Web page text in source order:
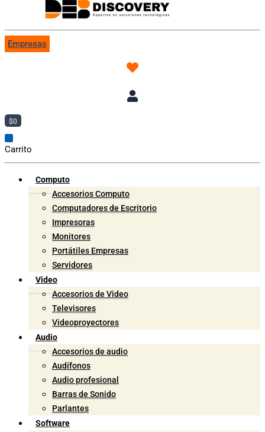
Empresas
$0
Carrito
Computo
Accesorios Computo
Computadores de Escritorio
Impresoras
Monitores
Portátiles Empresas
Servidores
Video
Accesorios de Video
Televisores
Videoproyectores
Audio
Accesorios de audio
Audífonos
Audio profesional
Barras de Sonido
Parlantes
Software